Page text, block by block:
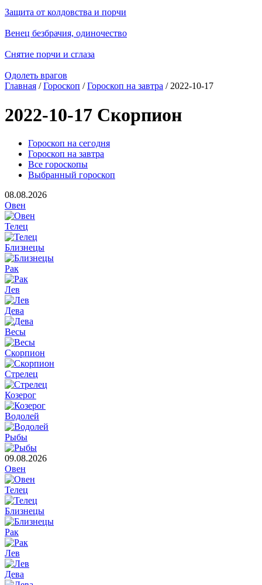
Защита от колдовства и порчи
Венец безбрачия, одиночество
Снятие порчи и сглаза
Одолеть врагов
Главная /Гороскоп /Гороскоп на завтра / 2022-10-17
2022-10-17 Скорпион
Гороскоп на сегодня
Гороскоп на завтра
Все гороскопы
Выбранный гороскоп
08.08.2026
Овен
Телец
Близнецы
Рак
Лев
Дева
Весы
Скорпион
Стрелец
Козерог
Водолей
Рыбы
09.08.2026
Овен
Телец
Близнецы
Рак
Лев
Дева